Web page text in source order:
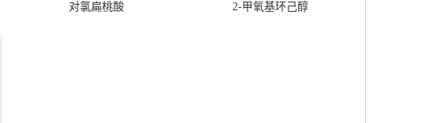
对氯扁桃酸 2-甲氧基环己醇